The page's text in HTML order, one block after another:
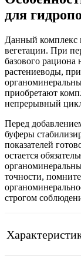
для
Данный комплекс
вегетации. При
базового
растениеводы,
приобретают
непрерывный
Перед
буферы
показателей
остается
точности,
строгом